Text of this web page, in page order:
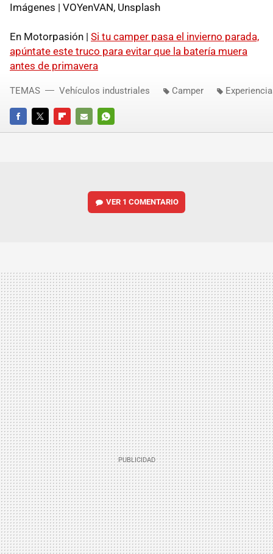
Imágenes | VOYenVAN, Unsplash
En Motorpasión | Si tu camper pasa el invierno parada,
apúntate este truco para evitar que la batería muera
antes de primavera
FACEBOOKTWITTERFLIPBOARD
E-
WHATSAPP
TEMAS Vehículos industriales Camper
VER 1 COMENTARIO